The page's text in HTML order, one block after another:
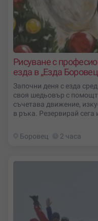
Рисуване с
езда в „Eзда
Започни деня с езда
своя шедьовър с
съчетава движение,
в ръка. Резервирай сега
Боровец 2 часа